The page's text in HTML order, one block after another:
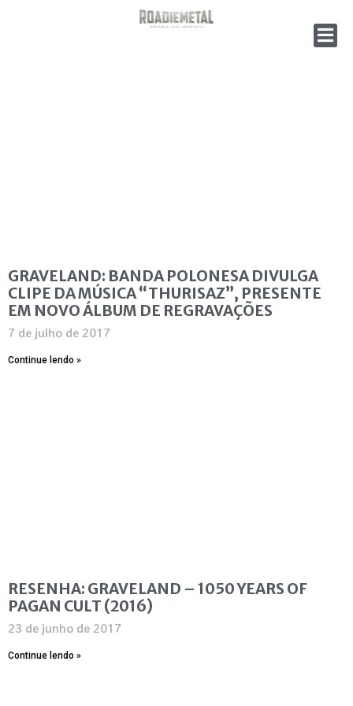
GRAVELAND: BANDA POLONESA DIVULGA
CLIPE DA MÚSICA “THURISAZ”, PRESENTE
EM NOVO ÁLBUM DE REGRAVAÇÕES
7 de julho de 2017
Continue lendo »
RESENHA: GRAVELAND – 1050 YEARS OF
PAGAN CULT (2016)
23 de junho de 2017
Continue lendo »